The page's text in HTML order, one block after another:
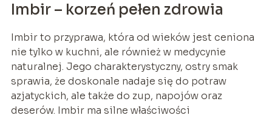
Imbir – korzeń pełen zdrowia
Imbir to przyprawa, która od wieków jest ceniona
nie tylko w kuchni, ale również w medycynie
naturalnej. Jego charakterystyczny, ostry smak
sprawia, że doskonale nadaje się do potraw
azjatyckich, ale także do zup, napojów oraz
deserów. Imbir ma silne właściwości